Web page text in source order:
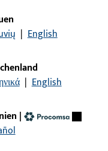
| English
| English
|